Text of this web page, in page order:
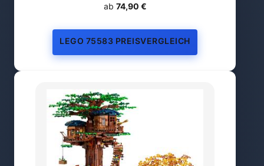
ab 74,90 €
LEGO 75583 PREISVERGLEICH